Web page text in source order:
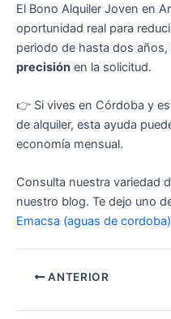
El Bono Alquiler Joven en
oportunidad real para
periodo de hasta dos años,
precisión en la solicitud.
👉 Si vives en Córdoba y
de alquiler, esta ayuda
economía mensual.
Consulta nuestra variedad
nuestro blog. Te dejo uno
Emacsa (aguas de cordoba)
ANTERIOR